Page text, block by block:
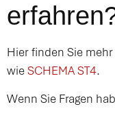
Hier finden Sie
wieSCHEMA ST4.
Wenn Sie Fragen